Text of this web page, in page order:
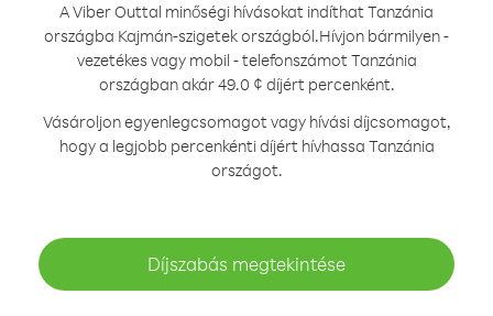
A Viber Outtal minőségi hívásokat indíthat Tanzánia
országba Kajmán-szigetek országból.Hívjon bármilyen -
vezetékes vagy mobil - telefonszámot Tanzánia
országban akár 49.0 ¢ díjért percenként.
Vásároljon egyenlegcsomagot vagy hívási díjcsomagot,
hogy a legjobb percenkénti díjért hívhassa Tanzánia
országot.
Díjszabás megtekintése